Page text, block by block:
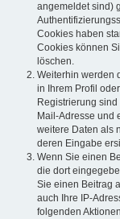
angemeldet sind)
Cookies haben
Cookies können
löschen.
Weiterhin werden
in Ihrem Profil
Registrierung
Mail-Adresse und
weitere Daten als
deren Eingabe
Wenn Sie einen
die dort
Sie einen Beitrag
auch Ihre IP-
folgenden